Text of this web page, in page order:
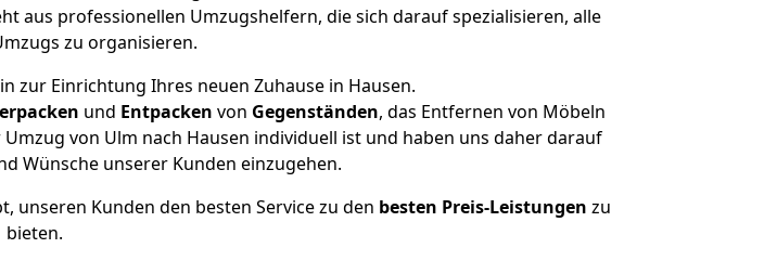
aus professionellen Umzugshelfern, die sich darauf spezialisieren, alle
zu organisieren.
zur Einrichtung Ihres neuen Zuhause in Hausen.
und Entpacken von Gegenständen, das Entfernen von Möbeln
von Ulm nach Hausen individuell ist und haben uns daher darauf
Wünsche unserer Kunden einzugehen.
unseren Kunden den besten Service zu den besten Preis-Leistungen zu
bieten.